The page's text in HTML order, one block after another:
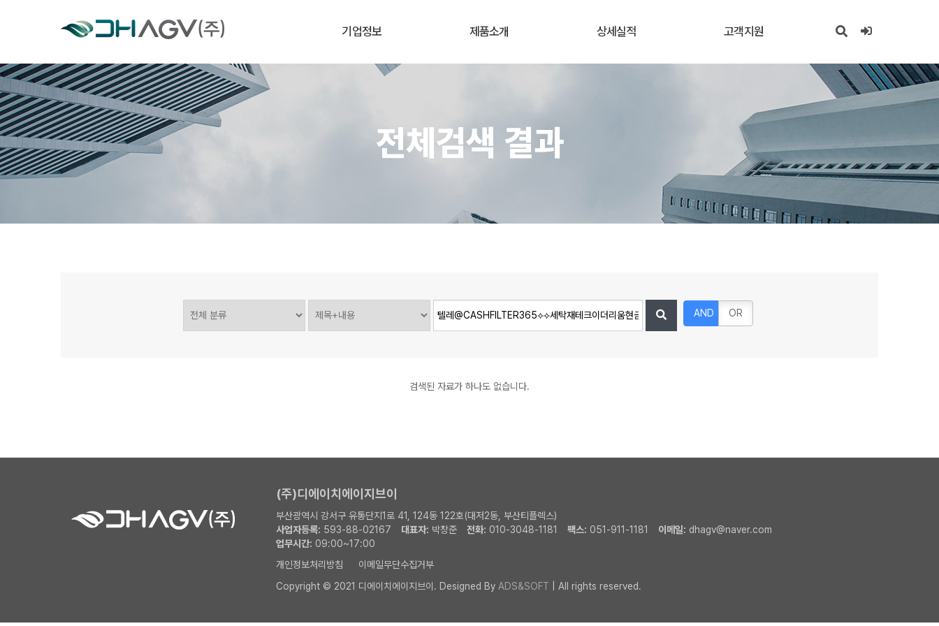
기업정보 제품소개 상세실적 고객지원
전체검색 결과
AND OR
검색된 자료가 하나도 없습니다.
(주)디에이치에이지브이
부산광역시 강서구 유통단지1로 41, 124동 122호(대저2동, 부산티플렉스)
사업자등록: 593-88-02167 대표자: 박창준 전화: 010-3048-1181 팩스: 051-911-1181 이메일: dhagv@naver.com
업무시간: 09:00~17:00
개인정보처리방침
이메일무단수집거부
Copyright © 2021 디에이치에이지브이. Designed By ADS&SOFT | All rights reserved.